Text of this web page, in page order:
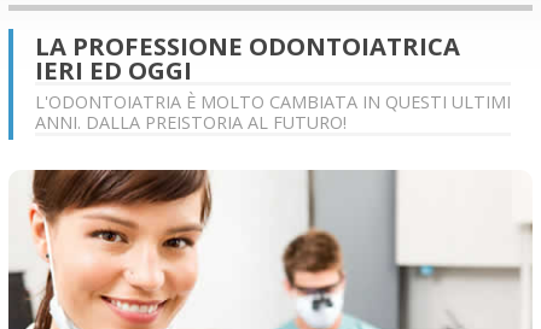
LA PROFESSIONE ODONTOIATRICA
IERI ED OGGI
L'ODONTOIATRIA È MOLTO CAMBIATA IN QUESTI ULTIMI
ANNI. DALLA PREISTORIA AL FUTURO!